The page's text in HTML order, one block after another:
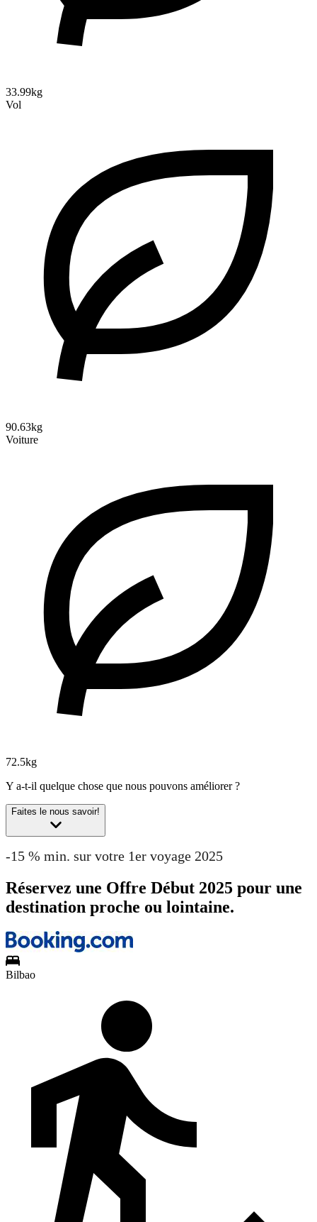
33.99kg
Vol
90.63kg
Voiture
72.5kg
Y a-t-il quelque chose que nous pouvons améliorer ?
Faites le nous savoir!
-15 % min. sur votre 1er voyage 2025
Réservez une Offre Début 2025 pour une
destination proche ou lointaine.
Bilbao